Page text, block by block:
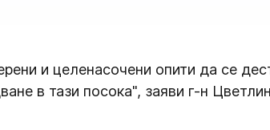
и целенасочени опити да се
в тази посока", заяви г-н